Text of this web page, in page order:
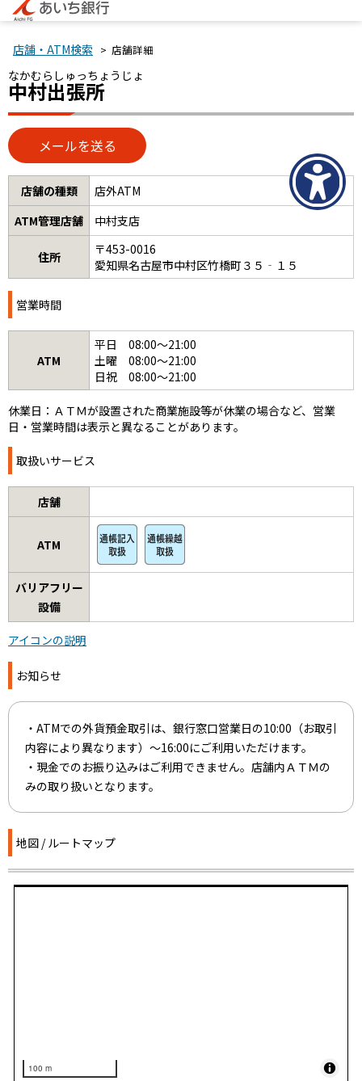
店舗・ATM検索 > 店舗詳細
なかむらしゅっちょうじょ
中村出張所
店舗の種類
店外ATM
ATM管理店舗
中村支店
住所
〒453-0016
愛知県名古屋市中村区竹橋町３５‐１５
営業時間
ATM
平日 08:00～21:00
土曜 08:00～21:00
日祝 08:00～21:00
休業日：ＡＴＭが設置された商業施設等が休業の場合など、営業
日・営業時間は表示と異なることがあります。
取扱いサービス
店舗
ATM
バリアフリー
設備
アイコンの説明
お知らせ
・ATMでの外貨預金取引は、銀行窓口営業日の10:00（お取引
内容により異なります）～16:00にご利用いただけます。
・現金でのお振り込みはご利用できません。店舗内ＡＴＭの
みの取り扱いとなります。
地図 / ルートマップ
100 m